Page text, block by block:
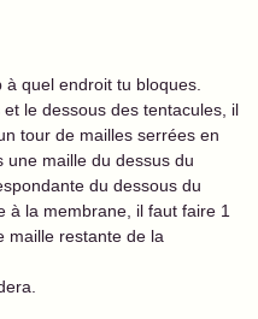
quel endroit tu bloques.
le dessous des tentacules, il
tour de mailles serrées en
une maille du dessus du
du dessous du
à la membrane, il faut faire 1
maille restante de la